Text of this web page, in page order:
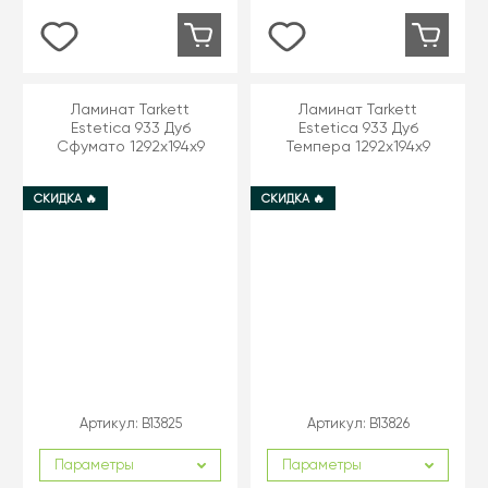
Ламинат Tarkett
Estetica 933 Дуб
Сфумато 1292х194х9
СКИДКА 🔥
Артикул: B13825
Параметры
Ламинат Tarkett
Estetica 933 Дуб
Темпера 1292х194х9
СКИДКА 🔥
Артикул: B13826
Параметры